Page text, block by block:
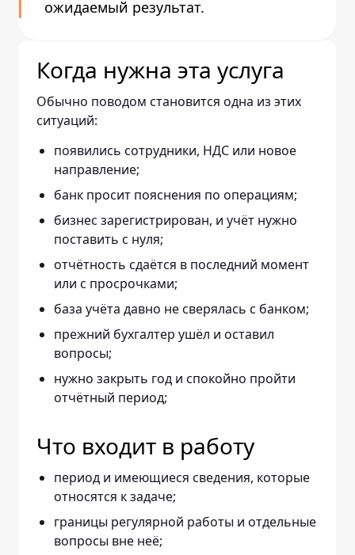
ожидаемый результат.
Когда нужна эта услуга
Обычно поводом становится одна из этих
ситуаций:
появились сотрудники, НДС или новое
направление;
банк просит пояснения по операциям;
бизнес зарегистрирован, и учёт нужно
поставить с нуля;
отчётность сдаётся в последний момент
или с просрочками;
база учёта давно не сверялась с банком;
прежний бухгалтер ушёл и оставил
вопросы;
нужно закрыть год и спокойно пройти
отчётный период;
Что входит в работу
период и имеющиеся сведения, которые
относятся к задаче;
границы регулярной работы и отдельные
вопросы вне неё;